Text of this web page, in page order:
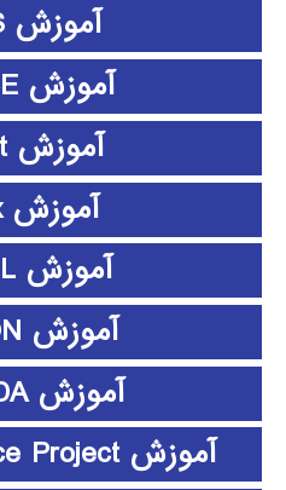
آموزش HFSS
آموزش HSPICE
آموزش L-Edit
آموزش Latex
آموزش LISREL
آموزش LUMION
آموزش MAXQDA
آموزش Microsoft Office Project